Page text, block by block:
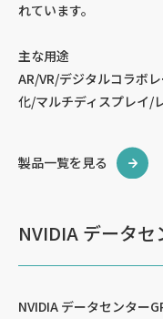
れています。
主な用途
AR/VR/デジタルコラボ
化/マルチディスプレイ/
製品一覧を見る
NVIDIA データセ
NVIDIA データセンター